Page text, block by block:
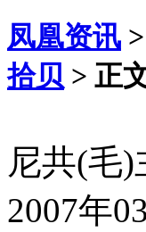
凤凰资讯 >
拾贝 > 正
尼共(毛
2007年